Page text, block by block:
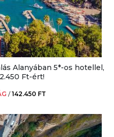
Alanyában 5*-os hotellel,
Ft-ért!
/142.450 FT